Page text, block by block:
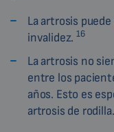
La artrosis
invalidez.16
La artrosis no
entre los
años. Esto es
artrosis de